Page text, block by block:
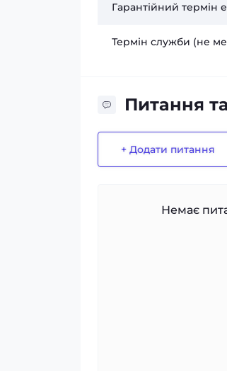
Гарантійний термін
Термін служби (не
Питання та
+ Додати питання
Немає